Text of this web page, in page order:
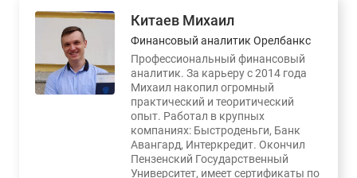
Китаев Михаил
Финансовый аналитик Орелбанкс
Профессиональный финансовый
аналитик. За карьеру с 2014 года
Михаил накопил огромный
практический и теоритический
опыт. Работал в крупных
компаниях: Быстроденьги, Банк
Авангард, Интеркредит. Окончил
Пензенский Государственный
Университет, имеет сертификаты по